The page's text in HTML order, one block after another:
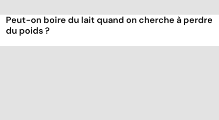
Peut-on boire du lait quand on cherche à perdre
du poids ?